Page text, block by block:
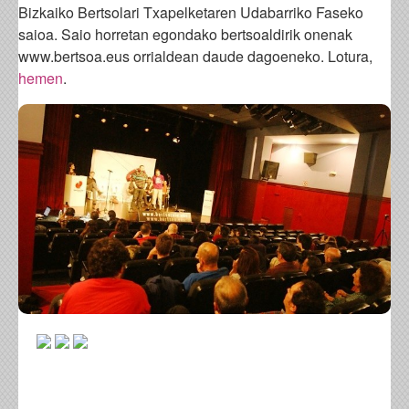
Bizkaiko Bertsolari Txapelketaren Udabarriko Faseko
saioa. Saio horretan egondako bertsoaldirik onenak
www.bertsoa.eus orrialdean daude dagoeneko. Lotura,
hemen.